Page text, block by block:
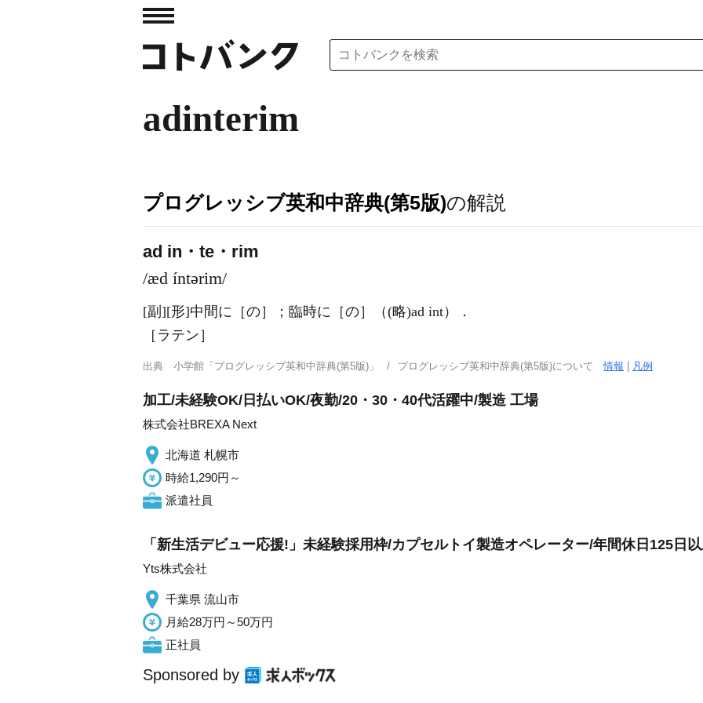
adinterim
プログレッシブ英和中辞典(第5版)の解説
ad in・te・rim
/æd íntərim/
[副][形]中間に［の］；臨時に［の］（(略)ad int）
．
［ラテン］
出典 小学館「プログレッシブ英和中辞典(第5版)」 プログレッシブ英和中辞典(第5版)について情報 凡例
加工/未経験OK/日払いOK/夜勤/20・30・40代活躍中/製造 工場
株式会社BREXA Next
北海道 札幌市
時給1,290円～
派遣社員
「新生活デビュー応援!」未経験採用枠/カプセルトイ製造オペレーター/年間休日125日
Yts株式会社
千葉県 流山市
月給28万円～50万円
正社員
Sponsored by